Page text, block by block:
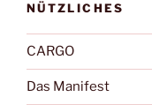
NÜTZLICHES
CARGO
Das Manifest